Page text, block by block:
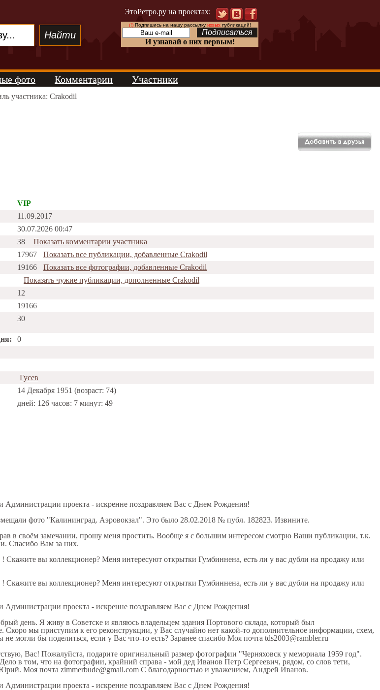
ЭтоРетро.ру на проектах:
(!)Подпишись на нашу рассылку новыхпубликаций!
И узнавай о них первым!
фото Комментарии Участники
участника: Crakodil
VIP
11.09.2017
30.07.2026 00:47
38
Показать комментарии участника
17967
Показать все публикации, добавленные Crakodil
19166
Показать все фотографии, добавленные Crakodil
Показать чужие публикации, дополненные Crakodil
12
19166
30
0
Гусев
14 Декабря 1951 (возраст: 74)
дней: 126 часов: 7 минут: 49
Администрации проекта - искренне поздравляем Вас с Днем Рождения!
фото "Калининград. Аэровокзал". Это было 28.02.2018 № публ. 182823. Извините.
в своём замечании, прошу меня простить. Вообще я с большим интересом смотрю Ваши публикации, т.к.
Спасибо Вам за них.
! Скажите вы коллекционер? Меня интересуют открытки Гумбиннена, есть ли у вас дубли на продажу или
! Скажите вы коллекционер? Меня интересуют открытки Гумбиннена, есть ли у вас дубли на продажу или
Администрации проекта - искренне поздравляем Вас с Днем Рождения!
день. Я живу в Советске и являюсь владельцем здания Портового склада, который был
Скоро мы приступим к его реконструкции, у Вас случайно нет какой-то дополнительное информации, схем,
могли бы поделиться, если у Вас что-то есть? Заранее спасибо Моя почта tds2003@rambler.ru
Вас! Пожалуйста, подарите оригинальный размер фотографии "Черняховск у мемориала 1959 год".
в том, что на фотографии, крайний справа - мой дед Иванов Петр Сергеевич, рядом, со слов тети,
Моя почта zimmerbude@gmail.com С благодарностью и уважением, Андрей Иванов.
Администрации проекта - искренне поздравляем Вас с Днем Рождения!